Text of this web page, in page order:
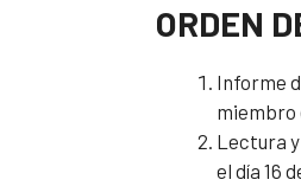
ORDEN
Informe
miembro
Lectura
el día 16